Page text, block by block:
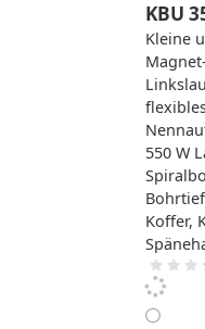
KBU
Kleine
550 W
Koffer,